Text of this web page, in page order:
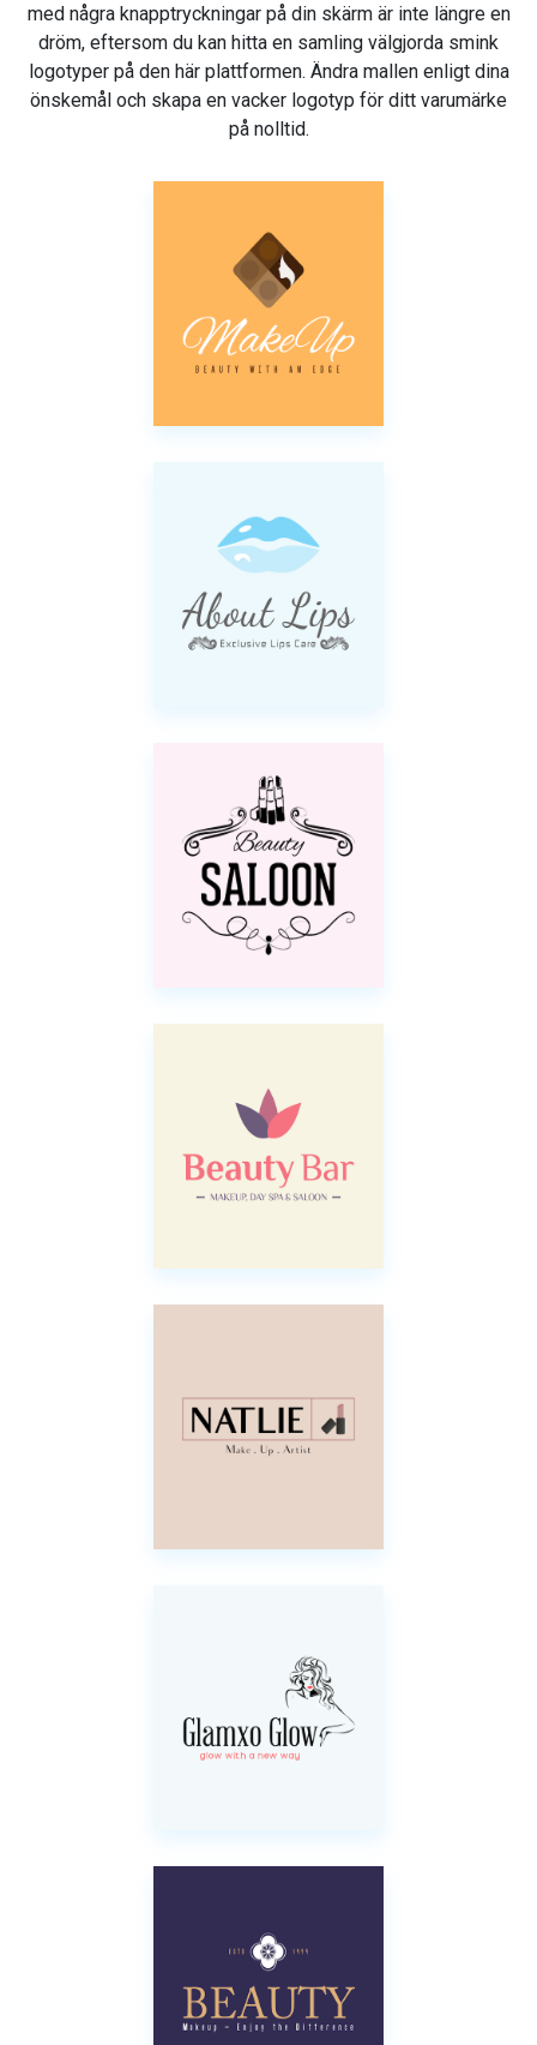
med några knapptryckningar på din skärm är inte längre en
dröm, eftersom du kan hitta en samling välgjorda smink
logotyper på den här plattformen. Ändra mallen enligt dina
önskemål och skapa en vacker logotyp för ditt varumärke
på nolltid.